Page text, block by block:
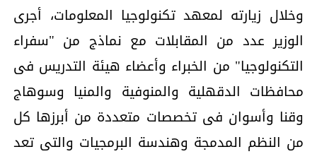
وخلال زيارته لمعهد تكنولوجيا المعلومات، أجرى
الوزير عدد من المقابلات مع نماذج من "سفراء
التكنولوجيا" من الخبراء وأعضاء هيئة التدريس فى
محافظات الدقهلية والمنوفية والمنيا وسوهاج
وقنا وأسوان فى تخصصات متعددة من أبرزها كل
من النظم المدمجة وهندسة البرمجيات والتى تعد